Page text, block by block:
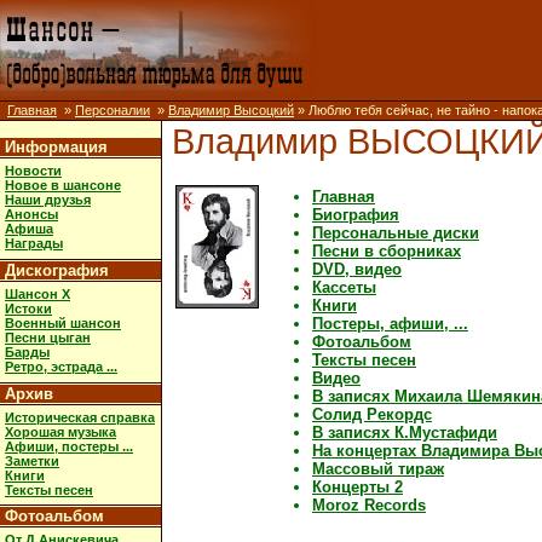
Главная » Персоналии » Владимир Высоцкий » Люблю тебя сейчас, не тайно -
Информация
Новости
Новое в шансоне
Наши друзья
Анонсы
Афиша
Награды
Дискография
Шансон X
Истоки
Военный шансон
Песни цыган
Барды
Ретро, эстрада ...
Архив
Историческая справка
Хорошая музыка
Афиши, постеры ...
Заметки
Книги
Тексты песен
Фотоальбом
Владимир
Главная
Биография
Персональные диски
Песни в сборниках
DVD, видео
Кассеты
Книги
Постеры, афиши, ...
Фотоальбом
Тексты песен
Видео
В записях Михаила
Солид Рекордс
В записях К.Мустафиди
На концертах Владимира
Массовый тираж
Концерты 2
Moroz Records